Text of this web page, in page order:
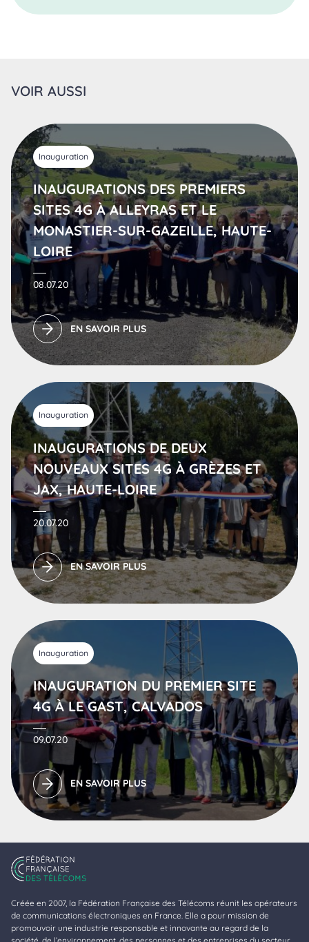
VOIR AUSSI
Inauguration
INAUGURATIONS DES PREMIERS
SITES 4G À ALLEYRAS ET LE
MONASTIER-SUR-GAZEILLE, HAUTE-
LOIRE
08.07.20
EN SAVOIR PLUS
Inauguration
INAUGURATIONS DE DEUX
NOUVEAUX SITES 4G À GRÈZES ET
JAX, HAUTE-LOIRE
20.07.20
EN SAVOIR PLUS
Inauguration
INAUGURATION DU PREMIER SITE
4G À LE GAST, CALVADOS
09.07.20
EN SAVOIR PLUS
Créée en 2007, la Fédération Française des Télécoms réunit les opérateurs
de communications électroniques en France. Elle a pour mission de
promouvoir une industrie responsable et innovante au regard de la